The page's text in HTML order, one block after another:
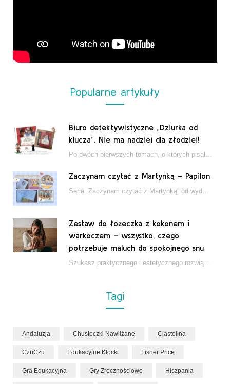
Popularne artykuły
Biuro detektywistyczne „Dziurka od
klucza”. Nie ma nadziei dla złodziei!
Zaczynam czytać z Martynką – Papilon
Zestaw do łóżeczka z kokonem i
warkoczem – wszystko, czego
potrzebuje maluch do spokojnego snu
Tagi
Andaluzja Chusteczki Nawilżane Ciastolina
CzuCzu Edukacyjne Klocki Fisher Price
Gra Edukacyjna Gry Zręcznościowe Hiszpania